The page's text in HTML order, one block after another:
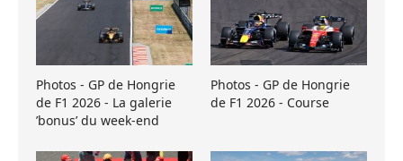
Photos - GP de Hongrie
de F1 2026 - La galerie
’bonus’ du week-end
Photos - GP de Hongrie
de F1 2026 - Course